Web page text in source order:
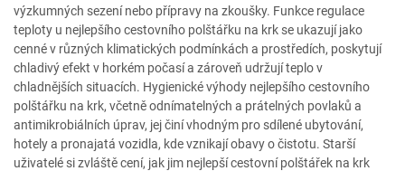
výzkumných sezení nebo přípravy na zkoušky. Funkce regulace
teploty u nejlepšího cestovního polštářku na krk se ukazují jako
cenné v různých klimatických podmínkách a prostředích, poskytují
chladivý efekt v horkém počasí a zároveň udržují teplo v
chladnějších situacích. Hygienické výhody nejlepšího cestovního
polštářku na krk, včetně odnímatelných a prátelných povlaků a
antimikrobiálních úprav, jej činí vhodným pro sdílené ubytování,
hotely a pronajatá vozidla, kde vznikají obavy o čistotu. Starší
uživatelé si zvláště cení, jak jim nejlepší cestovní polštářek na krk